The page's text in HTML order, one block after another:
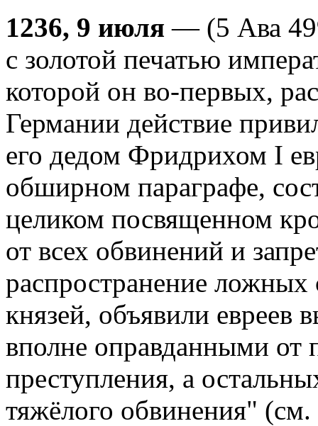
1236, 9 июля — (5 Ава
с золотой печатью
которой он во-первых,
Германии действие
его дедом Фридрихом I
обширном параграфе,
целиком посвященном
от всех обвинений и
распространение
князей, объявили евреев
вполне оправданными от
преступления, а
тяжёлого обвинения" (см.